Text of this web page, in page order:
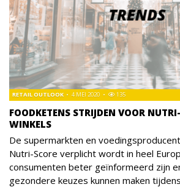
FOODKETENS STRIJDEN VOOR
WINKELS
RETAIL OUTLOOK 4 MEI 2020 135
De supermarkten en
Nutri-Score verplicht wordt in heel
consumenten beter geïnformeerd zijn
gezondere keuzes kunnen maken